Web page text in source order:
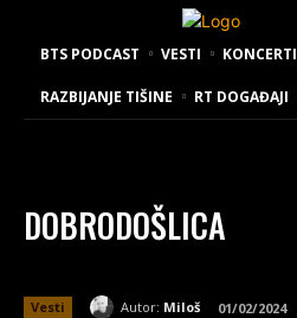
BTS PODCAST VESTI KONCERTI
RAZBIJANJE TIŠINE RT DOGAĐAJI
DOBRODOŠLICA
Vesti Autor: Miloš 01/02/2024